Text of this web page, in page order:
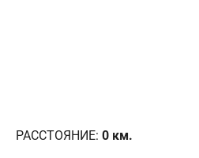
РАССТОЯНИЕ: 0 км.